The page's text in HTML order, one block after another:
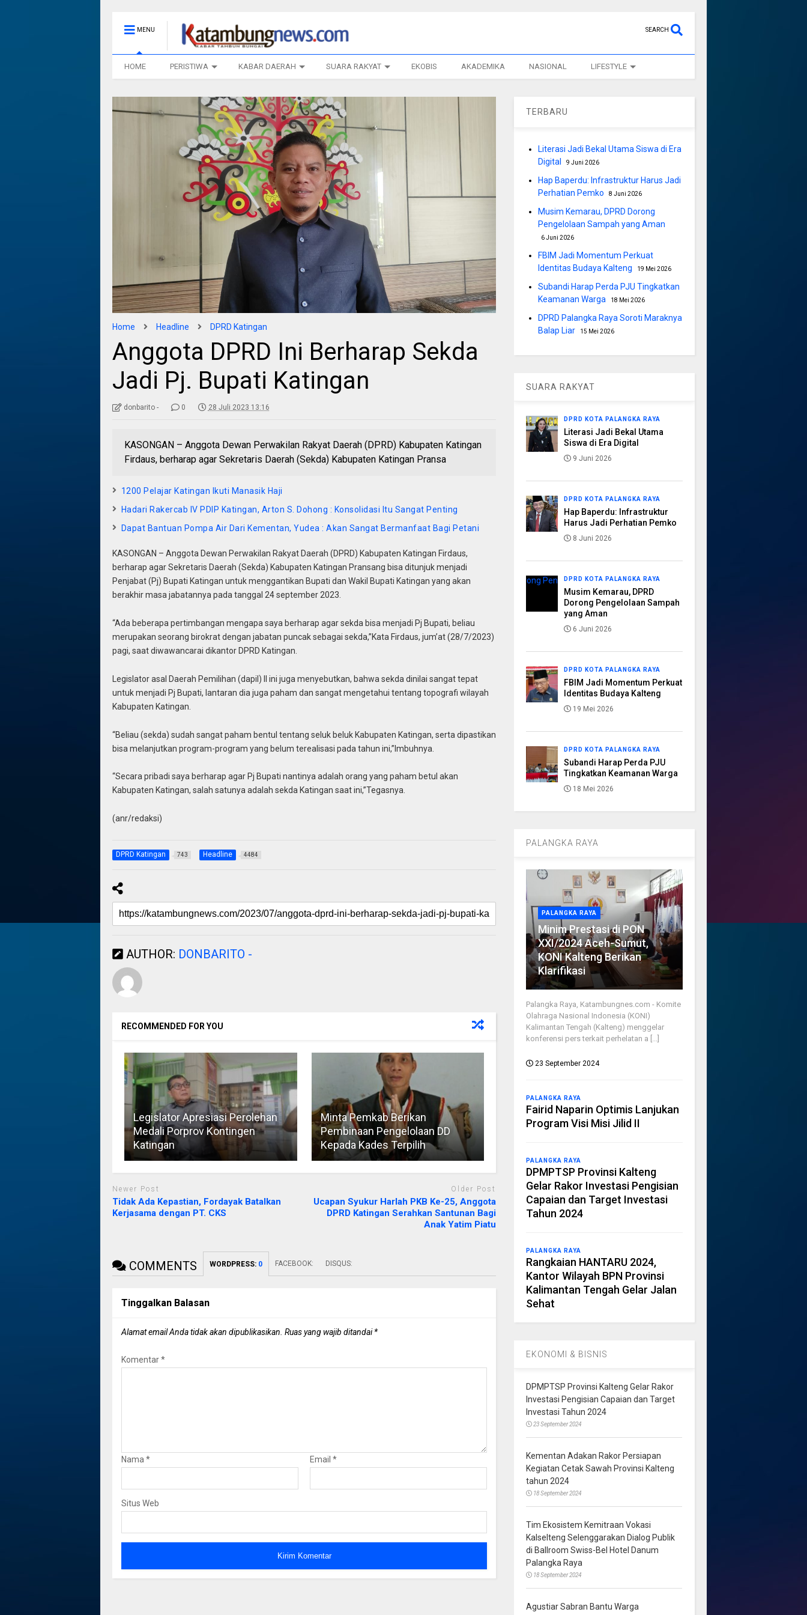
MENU SEARCH
HOME PERISTIWA KABAR DAERAH SUARA RAKYAT EKOBIS AKADEMIKA NASIONAL LIFESTYLE
Home Headline DPRD Katingan
Anggota DPRD Ini Berharap Sekda
Jadi Pj. Bupati Katingan
donbarito - 0 28 Juli 2023 13:16
KASONGAN – Anggota Dewan Perwakilan Rakyat Daerah (DPRD) Kabupaten Katingan
Firdaus, berharap agar Sekretaris Daerah (Sekda) Kabupaten Katingan Pransa
1200 Pelajar Katingan Ikuti Manasik Haji
Hadari Rakercab IV PDIP Katingan, Arton S. Dohong : Konsolidasi Itu Sangat Penting
Dapat Bantuan Pompa Air Dari Kementan, Yudea : Akan Sangat Bermanfaat Bagi Petani
KASONGAN – Anggota Dewan Perwakilan Rakyat Daerah (DPRD) Kabupaten Katingan Firdaus,
berharap agar Sekretaris Daerah (Sekda) Kabupaten Katingan Pransang bisa ditunjuk menjadi
Penjabat (Pj) Bupati Katingan untuk menggantikan Bupati dan Wakil Bupati Katingan yang akan
berakhir masa jabatannya pada tanggal 24 september 2023.
“Ada beberapa pertimbangan mengapa saya berharap agar sekda bisa menjadi Pj Bupati, beliau
merupakan seorang birokrat dengan jabatan puncak sebagai sekda,”Kata Firdaus, jum’at (28/7/2023)
pagi, saat diwawancarai dikantor DPRD Katingan.
Legislator asal Daerah Pemilihan (dapil) II ini juga menyebutkan, bahwa sekda dinilai sangat tepat
untuk menjadi Pj Bupati, lantaran dia juga paham dan sangat mengetahui tentang topografi wilayah
Kabupaten Katingan.
“Beliau (sekda) sudah sangat paham bentul tentang seluk beluk Kabupaten Katingan, serta dipastikan
bisa melanjutkan program-program yang belum terealisasi pada tahun ini,”Imbuhnya.
“Secara pribadi saya berharap agar Pj Bupati nantinya adalah orang yang paham betul akan
Kabupaten Katingan, salah satunya adalah sekda Katingan saat ini,”Tegasnya.
(anr/redaksi)
DPRD Katingan 743 Headline 4484
AUTHOR: DONBARITO -
RECOMMENDED FOR YOU
Legislator Apresiasi Perolehan
Medali Porprov Kontingen
Katingan
Minta Pemkab Berikan
Pembinaan Pengelolaan DD
Kepada Kades Terpilih
Newer Post
Tidak Ada Kepastian, Fordayak Batalkan
Kerjasama dengan PT. CKS
Older Post
Ucapan Syukur Harlah PKB Ke-25, Anggota
DPRD Katingan Serahkan Santunan Bagi
Anak Yatim Piatu
COMMENTS WORDPRESS: 0 FACEBOOK: DISQUS:
Tinggalkan Balasan
Alamat email Anda tidak akan dipublikasikan. Ruas yang wajib ditandai*
Komentar*
Nama * Email *
Situs Web
TERBARU
Literasi Jadi Bekal Utama Siswa di Era
Digital
9 Juni 2026
Hap Baperdu: Infrastruktur Harus Jadi
Perhatian Pemko
8 Juni 2026
Musim Kemarau, DPRD Dorong
Pengelolaan Sampah yang Aman
6 Juni 2026
FBIM Jadi Momentum Perkuat
Identitas Budaya Kalteng
19 Mei 2026
Subandi Harap Perda PJU Tingkatkan
Keamanan Warga
18 Mei 2026
DPRD Palangka Raya Soroti Maraknya
Balap Liar
15 Mei 2026
SUARA RAKYAT
DPRD KOTA PALANGKA RAYA
Literasi Jadi Bekal Utama
Siswa di Era Digital
9 Juni 2026
DPRD KOTA PALANGKA RAYA
Hap Baperdu: Infrastruktur
Harus Jadi Perhatian Pemko
8 Juni 2026
DPRD KOTA PALANGKA RAYA
Musim Kemarau, DPRD
Dorong Pengelolaan Sampah
yang Aman
6 Juni 2026
DPRD KOTA PALANGKA RAYA
FBIM Jadi Momentum Perkuat
Identitas Budaya Kalteng
19 Mei 2026
DPRD KOTA PALANGKA RAYA
Subandi Harap Perda PJU
Tingkatkan Keamanan Warga
18 Mei 2026
PALANGKA RAYA
PALANGKA RAYA
Minim Prestasi di PON
XXI/2024 Aceh-Sumut,
KONI Kalteng Berikan
Klarifikasi
Palangka Raya, Katambungnes.com - Komite
Olahraga Nasional Indonesia (KONI)
Kalimantan Tengah (Kalteng) menggelar
konferensi pers terkait perhelatan a [...]
23 September 2024
PALANGKA RAYA
Fairid Naparin Optimis Lanjukan
Program Visi Misi Jilid II
PALANGKA RAYA
DPMPTSP Provinsi Kalteng
Gelar Rakor Investasi Pengisian
Capaian dan Target Investasi
Tahun 2024
PALANGKA RAYA
Rangkaian HANTARU 2024,
Kantor Wilayah BPN Provinsi
Kalimantan Tengah Gelar Jalan
Sehat
EKONOMI & BISNIS
DPMPTSP Provinsi Kalteng Gelar Rakor
Investasi Pengisian Capaian dan Target
Investasi Tahun 2024
23 September 2024
Kementan Adakan Rakor Persiapan
Kegiatan Cetak Sawah Provinsi Kalteng
tahun 2024
18 September 2024
Tim Ekosistem Kemitraan Vokasi
Kalselteng Selenggarakan Dialog Publik
di Ballroom Swiss-Bel Hotel Danum
Palangka Raya
18 September 2024
Agustiar Sabran Bantu Warga